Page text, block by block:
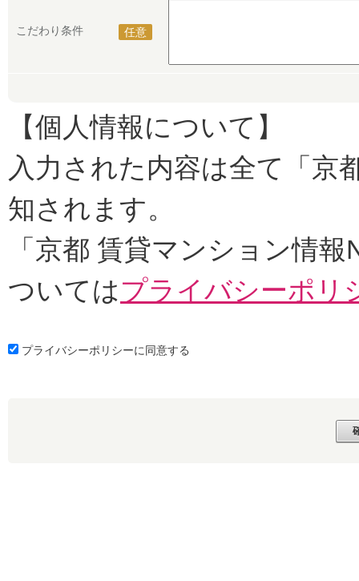
こだわり条件 任意
【個人情報について】
入力された内容は全て「京
知されます。
「京都 賃貸マンション情
ついてはプライバシーポリ
プライバシーポリシーに同意する